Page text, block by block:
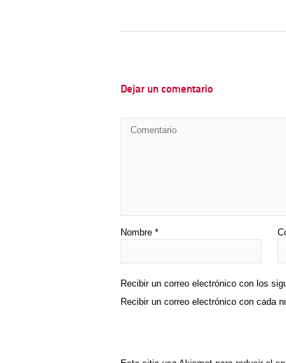
Dejar un comentario
Nombre *
Recibir un correo electrónico con los
Recibir un correo electrónico con cada